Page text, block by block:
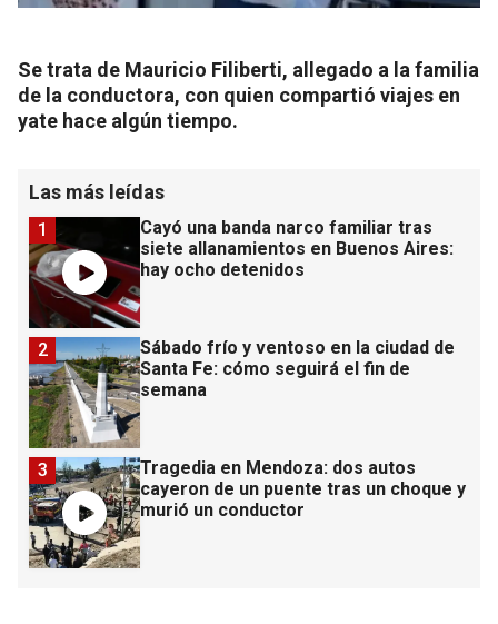
Se trata de Mauricio Filiberti, allegado a la familia
de la conductora, con quien compartió viajes en
yate hace algún tiempo.
Las más leídas
Cayó una banda narco familiar tras
siete allanamientos en Buenos Aires:
hay ocho detenidos
1
Sábado frío y ventoso en la ciudad de
Santa Fe: cómo seguirá el fin de
semana
2
Tragedia en Mendoza: dos autos
cayeron de un puente tras un choque y
murió un conductor
3